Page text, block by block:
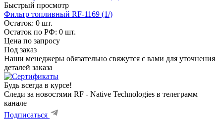
Быстрый просмотр
Фильтр топливный RF-1169 (1/)
Остаток: 0 шт.
Остаток по РФ: 0 шт.
Цена по запросу
Под заказ
Наши менеджеры обязательно свяжутся с вами для уточнения
деталей заказа
Будь всегда в курсе!
Следи за новостями RF - Native Technologies в телеграмм
канале
Подписаться